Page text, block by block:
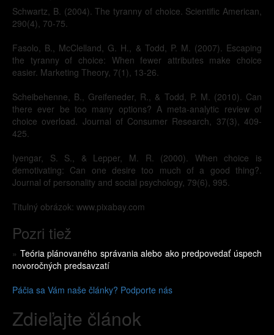
Schwartz, B. (2004). The tyranny of choice. Scientific American,
290(4), 70-75.
Fasolo, B., McClelland, G. H., & Todd, P. M. (2007). Escaping
the tyranny of choice: When fewer attributes make choice
easier. Marketing Theory, 7(1), 13-26.
Scheibehenne, B., Greifeneder, R., & Todd, P. M. (2010). Can
there ever be too many options? A meta-analytic review of
choice overload. Journal of Consumer Research, 37(3), 409-
425.
Iyengar, S. S., & Lepper, M. R. (2000). When choice is
demotivating: Can one desire too much of a good thing?.
Journal of personality and social psychology, 79(6), 995.
Titulný obrázok: www.pixabay.com
Pozri tiež
» Teória plánovaného správania alebo ako predpovedať úspech
novoročných predsavzatí
Páčia sa Vám naše články? Podporte nás
Zdieľajte článok